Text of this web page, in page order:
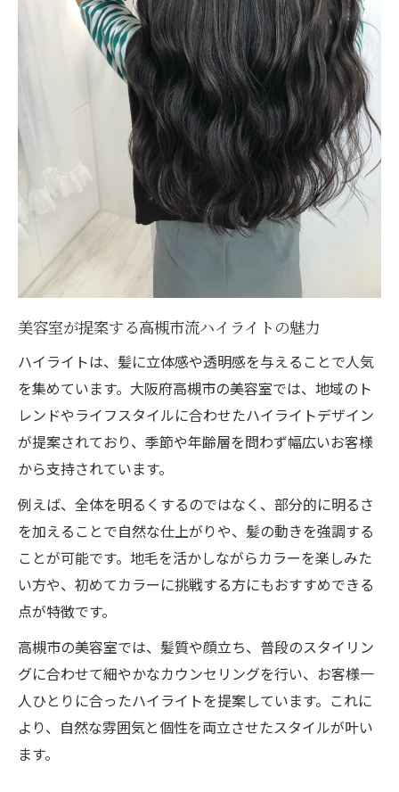
美容室が提案する高槻市流ハイライトの魅力
ハイライトは、髪に立体感や透明感を与えることで人気
を集めています。大阪府高槻市の美容室では、地域のト
レンドやライフスタイルに合わせたハイライトデザイン
が提案されており、季節や年齢層を問わず幅広いお客様
から支持されています。
例えば、全体を明るくするのではなく、部分的に明るさ
を加えることで自然な仕上がりや、髪の動きを強調する
ことが可能です。地毛を活かしながらカラーを楽しみた
い方や、初めてカラーに挑戦する方にもおすすめできる
点が特徴です。
高槻市の美容室では、髪質や顔立ち、普段のスタイリン
グに合わせて細やかなカウンセリングを行い、お客様一
人ひとりに合ったハイライトを提案しています。これに
より、自然な雰囲気と個性を両立させたスタイルが叶い
ます。
ご予約はこちら
ご予約はこちら